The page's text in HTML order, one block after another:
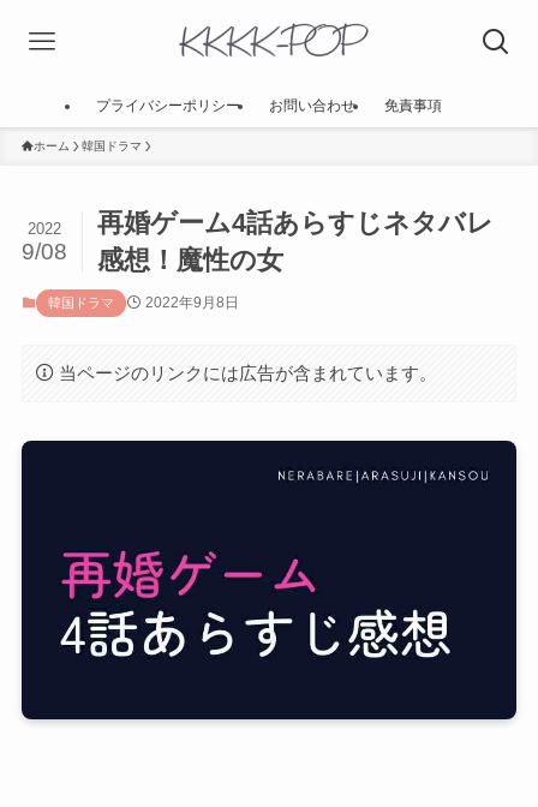
プライバシーポリシー お問い合わせ 免責事項
ホーム 韓国ドラマ
再婚ゲーム4話あらすじネタバレ
感想！魔性の女
2022
9/08
韓国ドラマ 2022年9月8日
当ページのリンクには広告が含まれています。